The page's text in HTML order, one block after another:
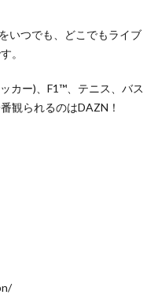
いつでも、どこでもライブ
。
カー)、F1™️、テニス、バス
観られるのはDAZN！